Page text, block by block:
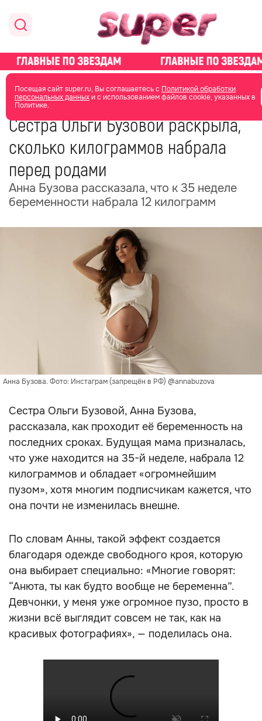
Посещая сайт super.ru, Вы соглашаетесь с Политикой обработки
персональных данныхи с использованием файлов cookie, указанных в
Политике.
главная новости о звездах новости
05 июля
Сестра Ольги Бузовой раскрыла,
сколько килограммов набрала
перед родами
Анна Бузова рассказала, что к 35 неделе
беременности набрала 12 килограмм
Анна Бузова. Фото: Инстаграм (запрещён в РФ) @annabuzova
Сестра Ольги Бузовой, Анна Бузова,
рассказала, как проходит её беременность на
последних сроках. Будущая мама призналась,
что уже находится на 35-й неделе, набрала 12
килограммов и обладает «огромнейшим
пузом», хотя многим подписчикам кажется, что
она почти не изменилась внешне.
По словам Анны, такой эффект создается
благодаря одежде свободного кроя, которую
она выбирает специально: «Многие говорят:
“Анюта, ты как будто вообще не беременна”.
Девчонки, у меня уже огромное пузо, просто в
жизни всё выглядит совсем не так, как на
красивых фотографиях», — поделилась она.